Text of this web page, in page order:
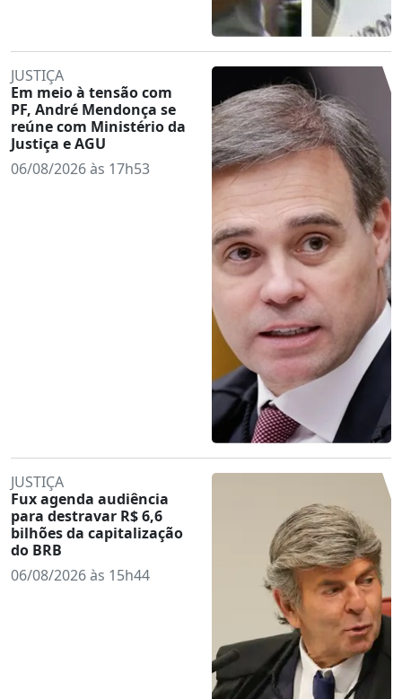
JUSTIÇA
Em meio à tensão com
PF, André Mendonça se
reúne com Ministério da
Justiça e AGU
06/08/2026 às 17h53
JUSTIÇA
Fux agenda audiência
para destravar R$ 6,6
bilhões da capitalização
do BRB
06/08/2026 às 15h44